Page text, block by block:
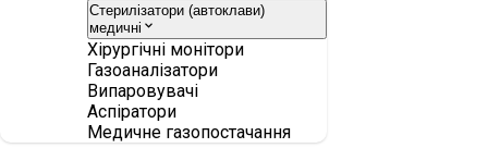
Стерилізатори (автоклави)
медичні
Хірургічні монітори
Газоаналізатори
Випаровувачі
Аспіратори
Медичне газопостачання